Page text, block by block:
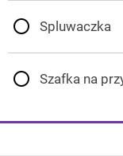
Spluwaczka
Szafka na